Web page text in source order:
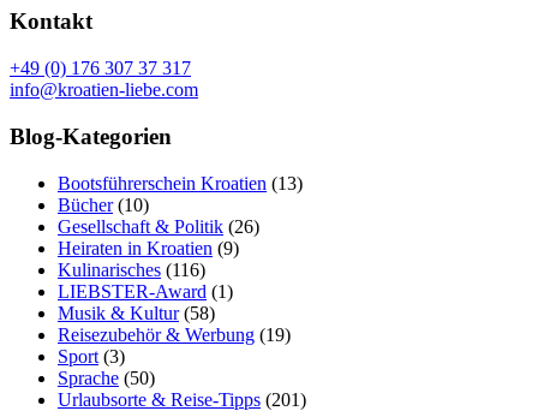
Kontakt
+49 (0) 176 307 37 317
info@kroatien-liebe.com
Blog-Kategorien
Bootsführerschein Kroatien (13)
Bücher(10)
Gesellschaft & Politik (26)
Heiraten in Kroatien (9)
Kulinarisches (116)
LIEBSTER-Award (1)
Musik & Kultur(58)
Reisezubehör & Werbung (19)
Sport (3)
Sprache (50)
Urlaubsorte & Reise-Tipps (201)